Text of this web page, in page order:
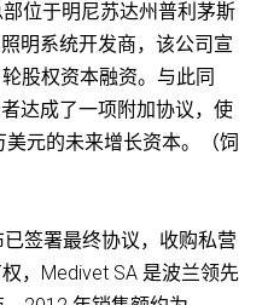
位于明尼苏达州普利茅斯
明系统开发商，该公司宣
股权资本融资。与此同
达成了一项附加协议，使
美元的未来增长资本。（饲
已签署最终协议，收购私营
，Medivet SA 是波兰领先